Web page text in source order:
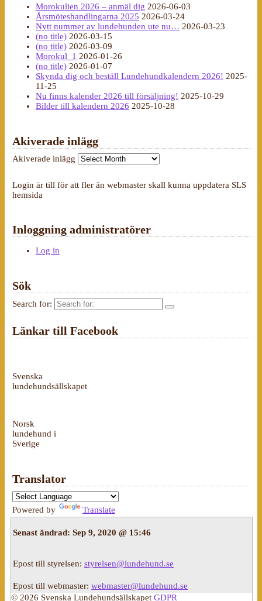
Morokulien 2026 – anmäl dig 2026-06-03
Årsmöteshandlingarna 2025 2026-03-24
Nytt nummer av lundehunden ute nu… 2026-03-23
(no title) 2026-03-15
(no title) 2026-03-09
Morokul_1 2026-01-26
(no title) 2026-01-07
Skynda dig och beställ Lundehundkalendern 2026! 2025-
11-25
Nu finns kalender 2026 till försäljning! 2025-10-29
Bilder till kalendern 2026 2025-10-28
Akiverade inlägg
Akiverade inlägg
Login är till för att fler än webmaster skall kunna uppdatera SLS
hemsida
Inloggning administratörer
Log in
Sök
Search for:
Länkar till Facebook
Svenska
lundehundsällskapet
Norsk
lundehund i
Sverige
Translator
Powered by Translate
Senast ändrad: Sep 9, 2020 @ 15:46
Epost till styrelsen: styrelsen@lundehund.se
Epost till webmaster: webmaster@lundehund.se
© 2026 Svenska Lundehundsällskapet GDPR